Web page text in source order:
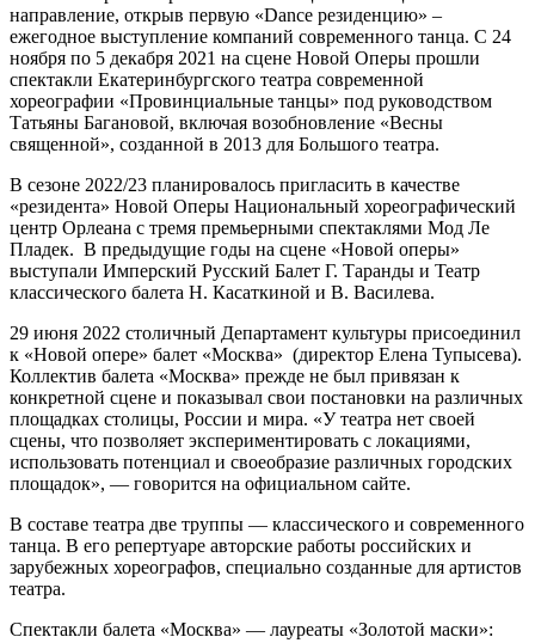
направление, открыв первую «Dance резиденцию» –
ежегодное выступление компаний современного танца. С 24
ноября по 5 декабря 2021 на сцене Новой Оперы прошли
спектакли Екатеринбургского театра современной
хореографии «Провинциальные танцы» под руководством
Татьяны Багановой, включая возобновление «Весны
священной», созданной в 2013 для Большого театра.
В сезоне 2022/23 планировалось пригласить в качестве
«резидента» Новой Оперы Национальный хореографический
центр Орлеана с тремя премьерными спектаклями Мод Ле
Пладек. В предыдущие годы на сцене «Новой оперы»
выступали Имперский Русский Балет Г. Таранды и Театр
классического балета Н. Касаткиной и В. Василева.
29 июня 2022 столичный Департамент культуры присоединил
к «Новой опере» балет «Москва» (директор Елена Тупысева).
Коллектив балета «Москва» прежде не был привязан к
конкретной сцене и показывал свои постановки на различных
площадках столицы, России и мира. «У театра нет своей
сцены, что позволяет экспериментировать с локациями,
использовать потенциал и своеобразие различных городских
площадок», — говорится на официальном сайте.
В составе театра две труппы — классического и современного
танца. В его репертуаре авторские работы российских и
зарубежных хореографов, специально созданные для артистов
театра.
Спектакли балета «Москва» — лауреаты «Золотой маски»: